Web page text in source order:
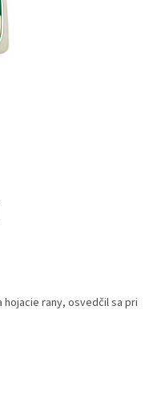
rany, osvedčil sa pri